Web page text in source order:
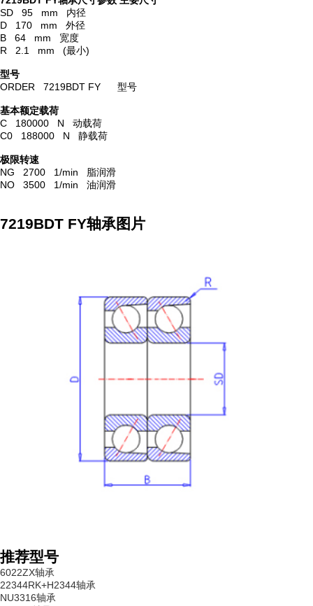
SD 95 mm 内径
D 170 mm 外径
B 64 mm 宽度
R 2.1 mm (最小)
型号
ORDER 7219BDT FY 型号
基本额定载荷
C 180000 N 动载荷
C0 188000 N 静载荷
极限转速
NG 2700 1/min 脂润滑
NO 3500 1/min 油润滑
7219BDT FY轴承图片
推荐型号
6022ZX轴承
22344RK+H2344轴承
NU3316轴承